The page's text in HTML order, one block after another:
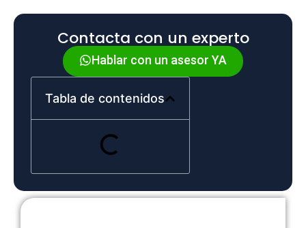
Contacta con un experto
Hablar con un asesor YA
Tabla de contenidos